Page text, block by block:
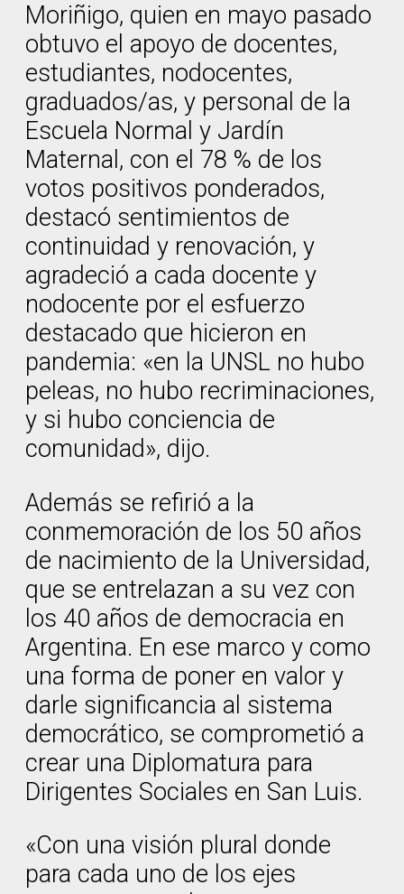
Moriñigo, quien en mayo pasado
obtuvo el apoyo de docentes,
estudiantes, nodocentes,
graduados/as, y personal de la
Escuela Normal y Jardín
Maternal, con el 78 % de los
votos positivos ponderados,
destacó sentimientos de
continuidad y renovación, y
agradeció a cada docente y
nodocente por el esfuerzo
destacado que hicieron en
pandemia: «en la UNSL no hubo
peleas, no hubo recriminaciones,
y si hubo conciencia de
comunidad», dijo.
Además se refirió a la
conmemoración de los 50 años
de nacimiento de la Universidad,
que se entrelazan a su vez con
los 40 años de democracia en
Argentina. En ese marco y como
una forma de poner en valor y
darle significancia al sistema
democrático, se comprometió a
crear una Diplomatura para
Dirigentes Sociales en San Luis.
«Con una visión plural donde
para cada uno de los ejes